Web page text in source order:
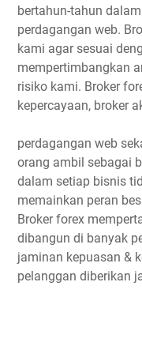
bertahun-tahun
perdagangan web.
kami agar sesuai
mempertimbangkan
risiko kami. Broker
kepercayaan, broker
perdagangan web
orang ambil sebagai
dalam setiap bisnis
memainkan peran
Broker forex
dibangun di banyak
jaminan kepuasan &
pelanggan diberikan